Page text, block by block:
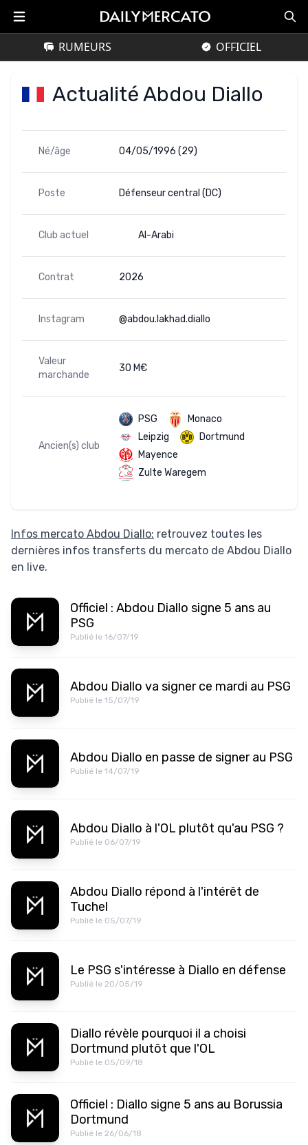
RUMEURS OFFICIEL
Actualité Abdou Diallo
Né/âge 04/05/1996 (29)
Poste Défenseur central (DC)
Club actuel Al-Arabi
Contrat 2026
Instagram @abdou.lakhad.diallo
Valeur
marchande
30 M€
Ancien(s) club
PSG
Monaco
Leipzig
Dortmund
Mayence
Zulte Waregem
Infos mercato Abdou Diallo: retrouvez toutes les
dernières infos transferts du mercato de Abdou Diallo
en live.
Officiel : Abdou Diallo signe 5 ans au
PSG
Publié le 16/07/19
Abdou Diallo va signer ce mardi au PSG
Publié le 15/07/19
Abdou Diallo en passe de signer au PSG
Publié le 14/07/19
Abdou Diallo à l'OL plutôt qu'au PSG ?
Publié le 06/07/19
Abdou Diallo répond à l'intérêt de
Tuchel
Publié le 05/07/19
Le PSG s'intéresse à Diallo en défense
Publié le 20/05/19
Diallo révèle pourquoi il a choisi
Dortmund plutôt que l'OL
Publié le 05/09/18
Officiel : Diallo signe 5 ans au Borussia
Dortmund
Publié le 26/06/18